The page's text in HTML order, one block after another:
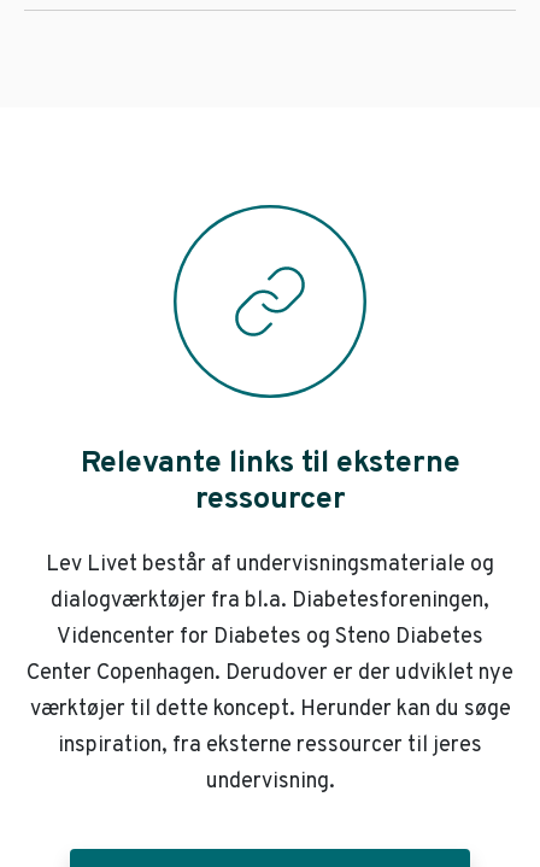
Relevante links til eksterne
ressourcer
Lev Livet består af undervisningsmateriale og
dialogværktøjer fra bl.a. Diabetesforeningen,
Videncenter for Diabetes og Steno Diabetes
Center Copenhagen. Derudover er der udviklet nye
værktøjer til dette koncept. Herunder kan du søge
inspiration, fra eksterne ressourcer til jeres
undervisning.